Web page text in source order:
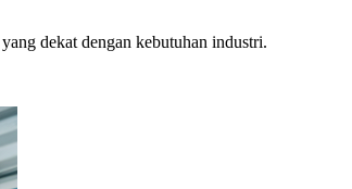
dekat dengan kebutuhan industri.